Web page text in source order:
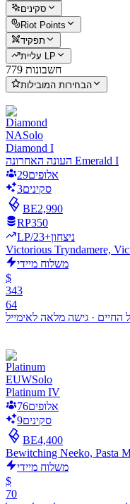
סקינים
Riot Points
תפקיד
עליית LP
779 חשבונות
הבחירות המובילות
NASolo
Diamond I
העונה האחרונה Emerald I
אלופים29
סקינים3
BE2,990
RP350
LP/ניצחון+23
Victorious Tryndamere,
משלוח מיידי
$
343
64
החיים · גישה מלאה לאימייל
EUWSolo
Platinum IV
אלופים76
סקינים9
BE4,400
Bewitching Neeko, Pasta
משלוח מיידי
$
70